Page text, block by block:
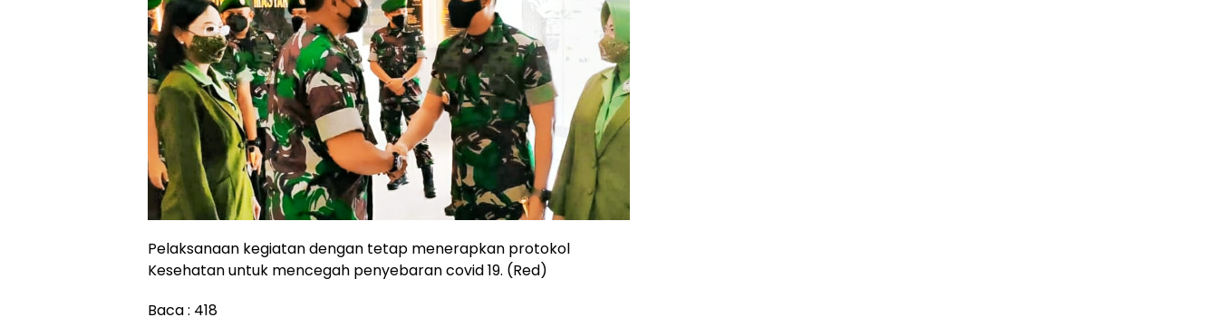
Pelaksanaan kegiatan dengan tetap menerapkan protokol
Kesehatan untuk mencegah penyebaran covid 19. (Red)
Baca : 418